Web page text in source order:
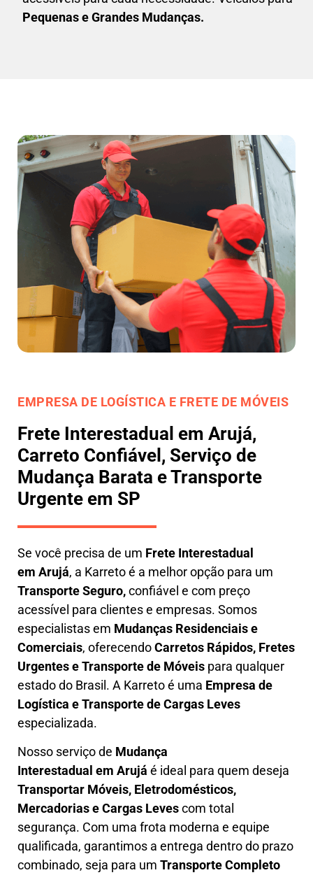
Pequenas e Grandes Mudanças.
EMPRESA DE LOGÍSTICA E FRETE DE MÓVEIS
Frete Interestadual em Arujá,
Carreto Confiável, Serviço de
Mudança Barata e Transporte
Urgente em SP
Se você precisa de um Frete Interestadual
em Arujá, a Karreto é a melhor opção para um
Transporte Seguro,confiável e com preço
acessível para clientes e empresas. Somos
especialistas em Mudanças Residenciais e
Comerciais, oferecendoCarretos Rápidos, Fretes
Urgentes e Transporte de Móveis para qualquer
estado do Brasil. A Karretoé uma Empresa de
Logística e Transporte de Cargas Leves
especializada.
Nosso serviço de Mudança
Interestadual em Arujá é ideal para quem deseja
Transportar Móveis, Eletrodomésticos,
Mercadorias e Cargas Levescom total
segurança. Com uma frota moderna e equipe
qualificada, garantimos a entrega dentro do prazo
combinado, seja para um Transporte Completo